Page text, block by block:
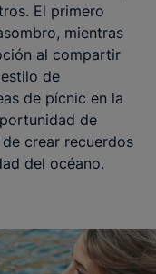
El primero
mientras
al compartir
de
de pícnic en la
de
crear recuerdos
del océano.